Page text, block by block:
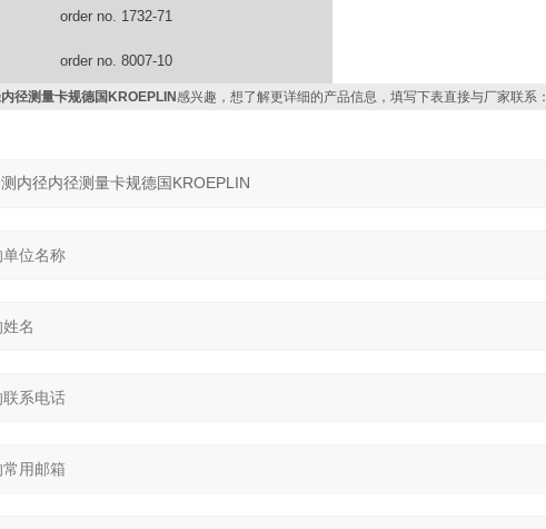
order no. 1732-71
order no. 8007-10
径测量卡规德国KROEPLIN感兴趣，想了解更详细的产品信息，填写下表直接与厂家联系：